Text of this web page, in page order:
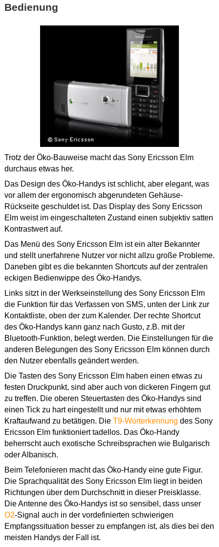
Bedienung
Trotz der Öko-Bauweise macht das Sony Ericsson Elm
durchaus etwas her.
Das Design des Öko-Handys ist schlicht, aber elegant, was
vor allem der ergonomisch abgerundeten Gehäuse-
Rückseite geschuldet ist. Das Display des Sony Ericsson
Elm weist im eingeschalteten Zustand einen subjektiv satten
Kontrastwert auf.
Das Menü des Sony Ericsson Elm ist ein alter Bekannter
und stellt unerfahrene Nutzer vor nicht allzu große Probleme.
Daneben gibt es die bekannten Shortcuts auf der zentralen
eckigen Bedienwippe des Öko-Handys.
Links sitzt in der Werkseinstellung des Sony Ericsson Elm
die Funktion für das Verfassen von SMS, unten der Link zur
Kontaktliste, oben der zum Kalender. Der rechte Shortcut
des Öko-Handys kann ganz nach Gusto, z.B. mit der
Bluetooth-Funktion, belegt werden. Die Einstellungen für die
anderen Belegungen des Sony Ericsson Elm können durch
den Nutzer ebenfalls geändert werden.
Die Tasten des Sony Ericsson Elm haben einen etwas zu
festen Druckpunkt, sind aber auch von dickeren Fingern gut
zu treffen. Die oberen Steuertasten des Öko-Handys sind
einen Tick zu hart eingestellt und nur mit etwas erhöhtem
Kraftaufwand zu betätigen. Die T9-Worterkennung des Sony
Ericsson Elm funktioniert tadellos. Das Öko-Handy
beherrscht auch exotische Schreibsprachen wie Bulgarisch
oder Albanisch.
Beim Telefonieren macht das Öko-Handy eine gute Figur.
Die Sprachqualität des Sony Ericsson Elm liegt in beiden
Richtungen über dem Durchschnitt in dieser Preisklasse.
Die Antenne des Öko-Handys ist so sensibel, dass unser
O2-Signal auch in der vordefinierten schwierigen
Empfangssituation besser zu empfangen ist, als dies bei den
meisten Handys der Fall ist.